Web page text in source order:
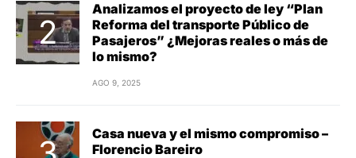
Analizamos el proyecto de ley “Plan
Reforma del transporte Público de
Pasajeros” ¿Mejoras reales o más de
lo mismo?
AGO 9, 2025
Casa nueva y el mismo compromiso –
Florencio Bareiro